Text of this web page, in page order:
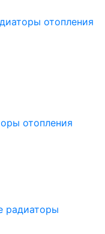
отопления
отопления
радиаторы